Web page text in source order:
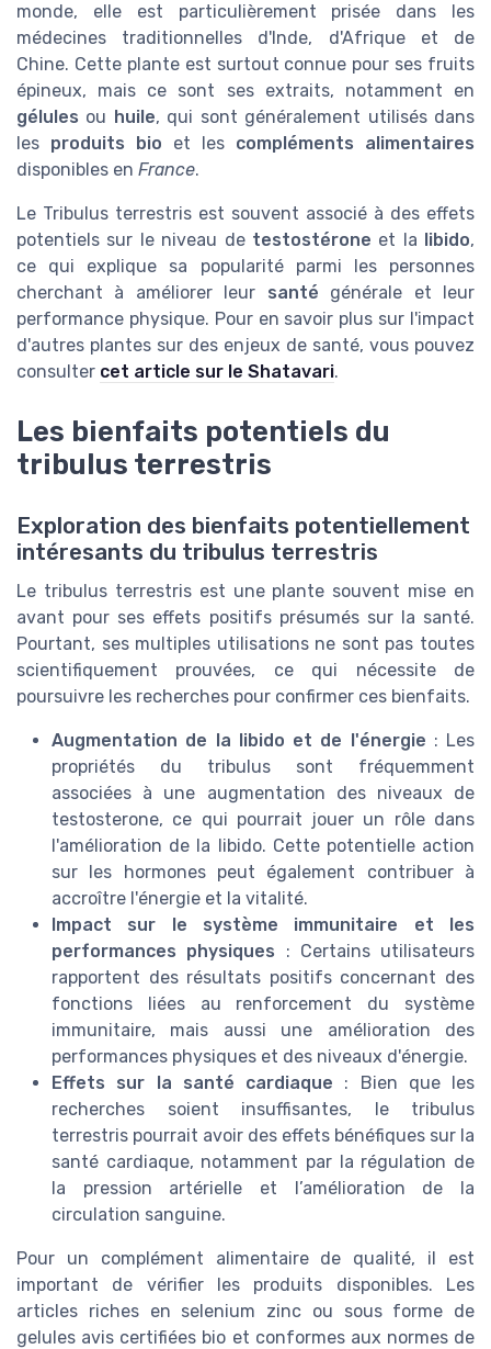
monde, elle est particulièrement prisée dans les
médecines traditionnelles d'Inde, d'Afrique et de
Chine. Cette plante est surtout connue pour ses fruits
épineux, mais ce sont ses extraits, notamment en
gélules ou huile, qui sont généralement utilisés dans
les produits bio et les compléments alimentaires
disponibles en France.
Le Tribulus terrestris est souvent associé à des effets
potentiels sur le niveau de testostérone et la libido,
ce qui explique sa popularité parmi les personnes
cherchant à améliorer leur santé générale et leur
performance physique. Pour en savoir plus sur l'impact
d'autres plantes sur des enjeux de santé, vous pouvez
consulter cet article sur le Shatavari.
Les bienfaits potentiels du
tribulus terrestris
Exploration des bienfaits potentiellement
intéresants du tribulus terrestris
Le tribulus terrestris est une plante souvent mise en
avant pour ses effets positifs présumés sur la santé.
Pourtant, ses multiples utilisations ne sont pas toutes
scientifiquement prouvées, ce qui nécessite de
poursuivre les recherches pour confirmer ces bienfaits.
Augmentation de la libido et de l'énergie : Les
propriétés du tribulus sont fréquemment
associées à une augmentation des niveaux de
testosterone, ce qui pourrait jouer un rôle dans
l'amélioration de la libido. Cette potentielle action
sur les hormones peut également contribuer à
accroître l'énergie et la vitalité.
Impact sur le système immunitaire et les
performances physiques : Certains utilisateurs
rapportent des résultats positifs concernant des
fonctions liées au renforcement du système
immunitaire, mais aussi une amélioration des
performances physiques et des niveaux d'énergie.
Effets sur la santé cardiaque : Bien que les
recherches soient insuffisantes, le tribulus
terrestris pourrait avoir des effets bénéfiques sur la
santé cardiaque, notamment par la régulation de
la pression artérielle et l’amélioration de la
circulation sanguine.
Pour un complément alimentaire de qualité, il est
important de vérifier les produits disponibles. Les
articles riches en selenium zinc ou sous forme de
gelules avis certifiées bio et conformes aux normes de